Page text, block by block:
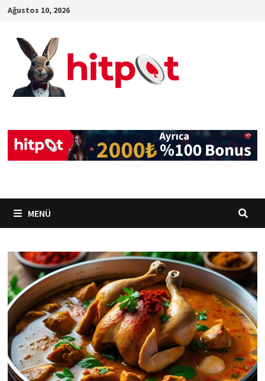
İçeriğe
Ağustos 10, 2026
MENÜ